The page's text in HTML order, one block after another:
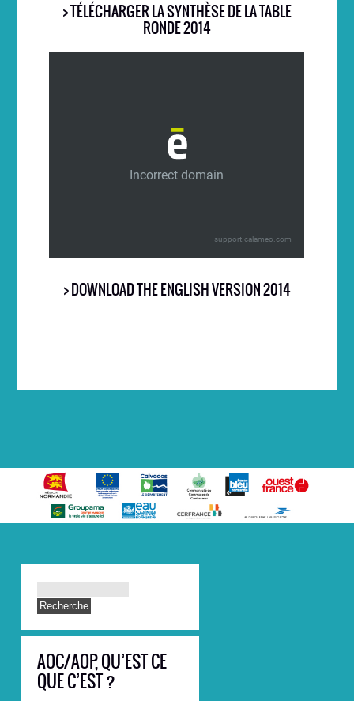
> TÉLÉCHARGER LA SYNTHÈSE DE LA TABLE
RONDE2014
> DOWNLOAD THE ENGLISH VERSION2014
AOC/AOP, QU’EST CE
QUE C’EST ?